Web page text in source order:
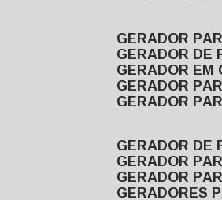
GERADOR
GERADOR
GERADOR
GERADOR
GERADOR
GERADOR
GERADOR
GERADOR